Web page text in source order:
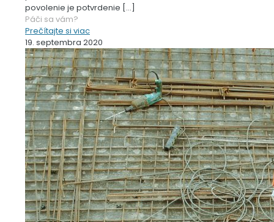
povolenie je potvrdenie […]
Páči sa vám?
Prečítajte si viac
19. septembra 2020